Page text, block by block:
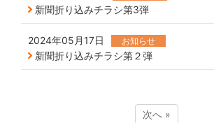
新聞折り込みチラシ第3弾
2024年05月17日 お知らせ
新聞折り込みチラシ第２弾
次へ »